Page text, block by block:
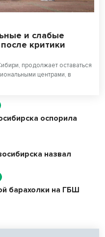
и слабые
критики
продолжает оставаться
центрами, в
оспорила
назвал
барахолки на ГБШ